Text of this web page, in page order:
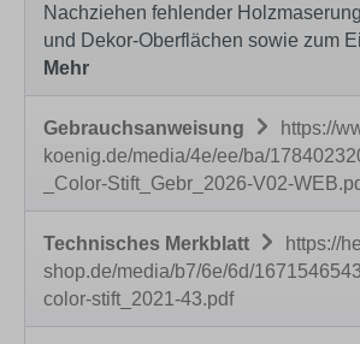
Nachziehen fehlender
und Dekor-Oberflächen sowie zum
Mehr
Gebrauchsanweisung
https://
koenig.de/media/4e/ee/ba/
_Color-Stift_Gebr_2026-V02-
Technisches Merkblatt
https://
shop.de/media/b7/6e/6d/
color-stift_2021-43.pdf